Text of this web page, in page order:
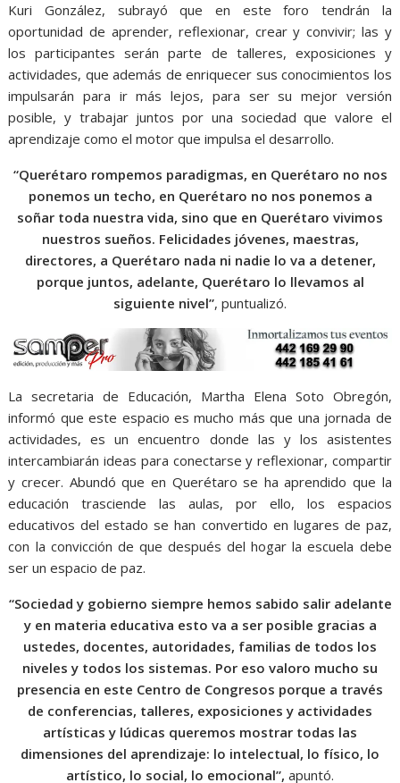
Kuri González, subrayó que en este foro tendrán la
oportunidad de aprender, reflexionar, crear y convivir; las y
los participantes serán parte de talleres, exposiciones y
actividades, que además de enriquecer sus conocimientos los
impulsarán para ir más lejos, para ser su mejor versión
posible, y trabajar juntos por una sociedad que valore el
aprendizaje como el motor que impulsa el desarrollo.
“Querétaro rompemos paradigmas, en Querétaro no nos
ponemos un techo, en Querétaro no nos ponemos a
soñar toda nuestra vida, sino que en Querétaro vivimos
nuestros sueños. Felicidades jóvenes, maestras,
directores, a Querétaro nada ni nadie lo va a detener,
porque juntos, adelante, Querétaro lo llevamos al
siguiente nivel”, puntualizó.
La secretaria de Educación, Martha Elena Soto Obregón,
informó que este espacio es mucho más que una jornada de
actividades, es un encuentro donde las y los asistentes
intercambiarán ideas para conectarse y reflexionar, compartir
y crecer. Abundó que en Querétaro se ha aprendido que la
educación trasciende las aulas, por ello, los espacios
educativos del estado se han convertido en lugares de paz,
con la convicción de que después del hogar la escuela debe
ser un espacio de paz.
“Sociedad y gobierno siempre hemos sabido salir adelante
y en materia educativa esto va a ser posible gracias a
ustedes, docentes, autoridades, familias de todos los
niveles y todos los sistemas. Por eso valoro mucho su
presencia en este Centro de Congresos porque a través
de conferencias, talleres, exposiciones y actividades
artísticas y lúdicas queremos mostrar todas las
dimensiones del aprendizaje: lo intelectual, lo físico, lo
artístico, lo social, lo emocional”, apuntó.